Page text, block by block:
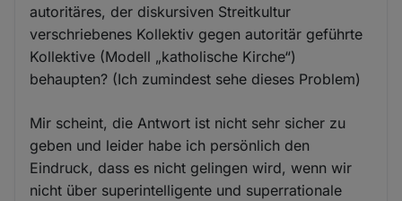
autoritäres, der diskursiven Streitkultur
verschriebenes Kollektiv gegen autoritär geführte
Kollektive (Modell „katholische Kirche“)
behaupten? (Ich zumindest sehe dieses Problem)
Mir scheint, die Antwort ist nicht sehr sicher zu
geben und leider habe ich persönlich den
Eindruck, dass es nicht gelingen wird, wenn wir
nicht über superintelligente und superrationale